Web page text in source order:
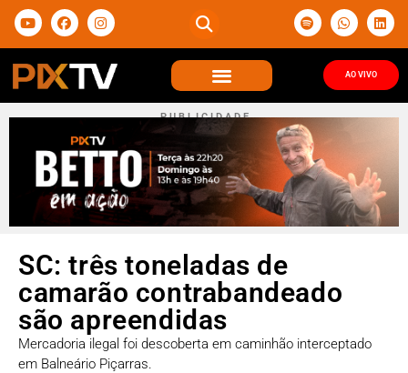
AO VIVO
P U B L I C I D A D E
SC: três toneladas de
camarão contrabandeado
são apreendidas
Mercadoria ilegal foi descoberta em caminhão interceptado
em Balneário Piçarras.